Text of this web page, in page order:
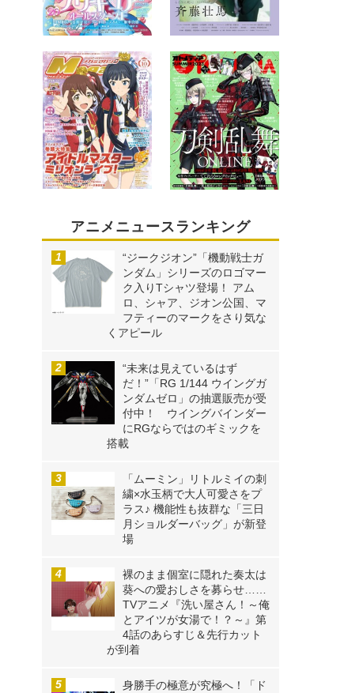
アニメニュースランキング
“ジークジオン”「機動戦士ガ
ンダム」シリーズのロゴマー
ク入りTシャツ登場！ アム
ロ、シャア、ジオン公国、マ
フティーのマークをさり気な
くアピール
“未来は見えているはず
だ！”「RG 1/144 ウイングガ
ンダムゼロ」の抽選販売が受
付中！ ウイングバインダー
にRGならではのギミックを
搭載
「ムーミン」リトルミイの刺
繍×水玉柄で大人可愛さをプ
ラス♪ 機能性も抜群な「三日
月ショルダーバッグ」が新登
場
裸のまま個室に隠れた奏太は
葵への愛おしさを募らせ……
TVアニメ『洗い屋さん！～俺
とアイツが女湯で！？～』第
4話のあらすじ＆先行カット
が到着
身勝手の極意が究極へ！「ド